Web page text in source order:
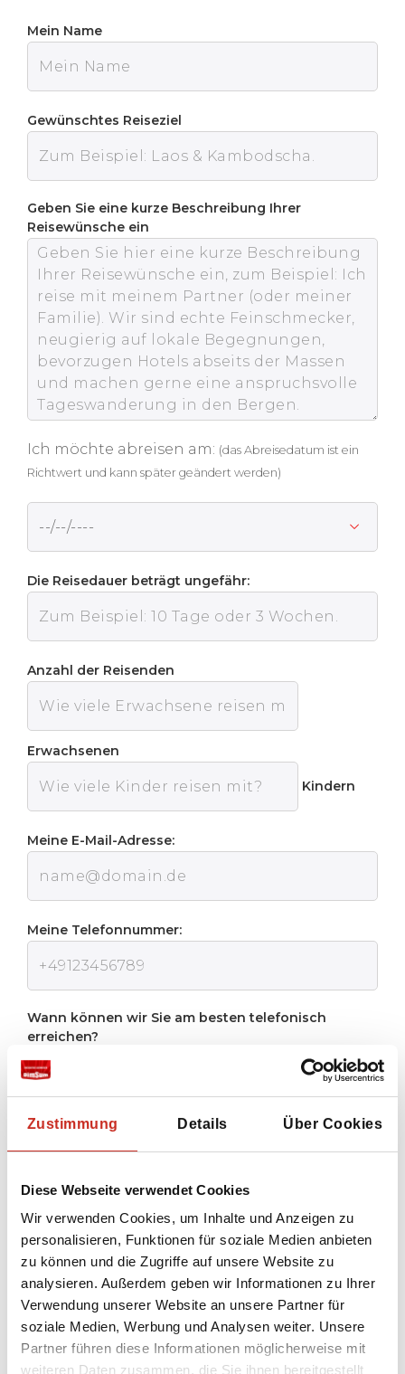
Zustimmung Details Über Cookies
Diese Webseite verwendet Cookies
Wir verwenden Cookies, um Inhalte und Anzeigen zu
personalisieren, Funktionen für soziale Medien anbieten
zu können und die Zugriffe auf unsere Website zu
analysieren. Außerdem geben wir Informationen zu Ihrer
Verwendung unserer Website an unsere Partner für
soziale Medien, Werbung und Analysen weiter. Unsere
Partner führen diese Informationen möglicherweise mit
weiteren Daten zusammen, die Sie ihnen bereitgestellt
Mein Name
Gewünschtes Reiseziel
Geben Sie eine kurze Beschreibung Ihrer
Reisewünsche ein
Ich möchte abreisen am: (das Abreisedatum ist ein
Richtwert und kann später geändert werden)
Die Reisedauer beträgt ungefähr:
Anzahl der Reisenden
Erwachsenen
Kindern
Meine E-Mail-Adresse:
Meine Telefonnummer:
Wann können wir Sie am besten telefonisch
erreichen?
Senden